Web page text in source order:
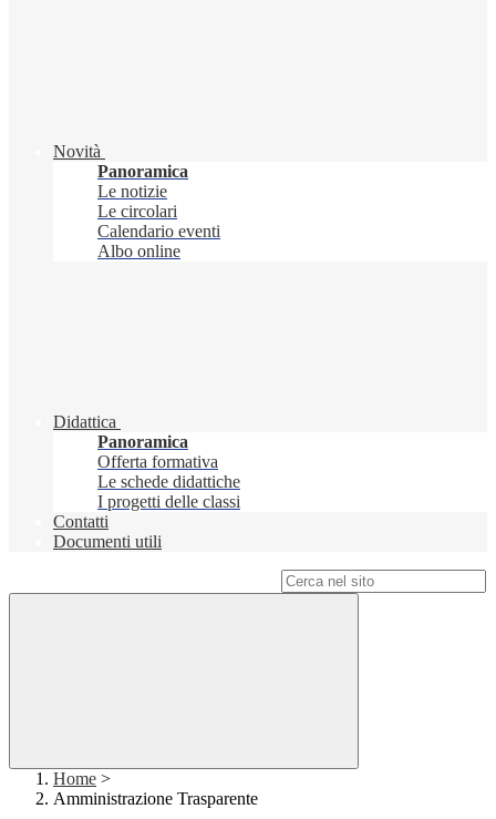
Novità
Panoramica
Le notizie
Le circolari
Calendario eventi
Albo online
Didattica
Panoramica
Offerta formativa
Le schede didattiche
I progetti delle classi
Contatti
Documenti utili
Home >
Amministrazione Trasparente